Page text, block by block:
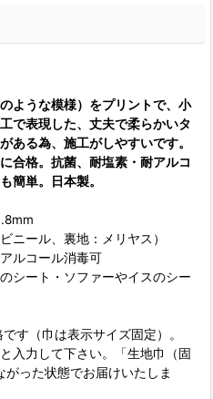
ような模様）をプリントで、小
で表現した、丈夫で柔らかいタ
ある為、施工がしやすいです。
合格。抗菌、耐塩素・耐アルコ
簡単。日本製。
ニール、裏地：メリヤス）
ルコール消毒可
シート・ソファーやイスのシー
す（巾は表示サイズ固定）。
入力して下さい。「生地巾（固
った状態でお届けいたしま